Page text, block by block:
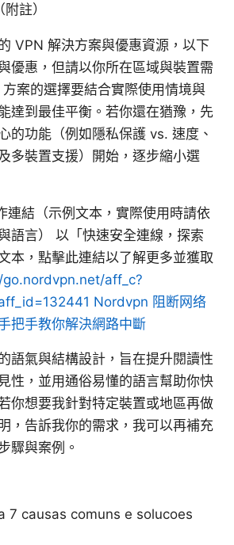
註）
VPN 解決方案與優惠資源，以下
優惠，但請以你所在區域與裝置需
案的選擇要結合實際使用情境與
達到最佳平衡。若你還在猶豫，先
的功能（例如隱私保護 vs. 速度、
多裝置支援）開始，逐步縮小選
連結（示例文本，實際使用時請依
語言） 以「快速安全連線，探索
本，點擊此連結以了解更多並獲取
aff_c?
Nordvpn 阻断网络
把手教你解決網路中斷
語氣與結構設計，旨在提升閱讀性
性，並用通俗易懂的語言幫助你快
你想要我針對特定裝置或地區再做
，告訴我你的需求，我可以再補充
驟與案例。
7 causas comuns e solucoes